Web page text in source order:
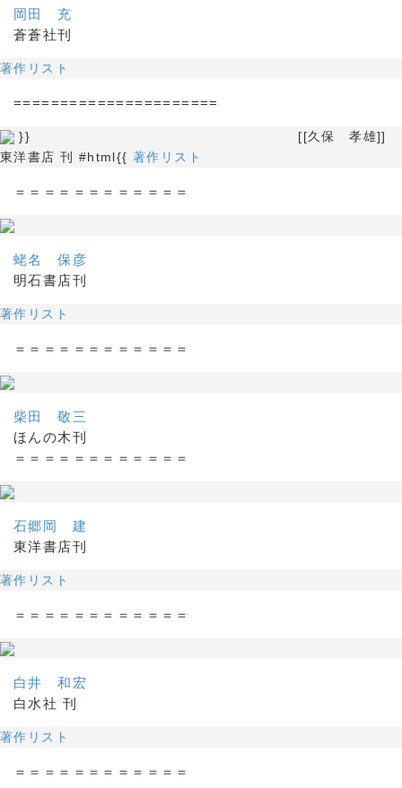
岡田 充
蒼蒼社刊
著作リスト
======================
}} [[久保 孝雄]]
東洋書店 刊 #html{{ 著作リスト
＝＝＝＝＝＝＝＝＝＝＝＝
蛯名 保彦
明石書店刊
著作リスト
＝＝＝＝＝＝＝＝＝＝＝＝
柴田 敬三
ほんの木刊
＝＝＝＝＝＝＝＝＝＝＝＝
石郷岡 建
東洋書店刊
著作リスト
＝＝＝＝＝＝＝＝＝＝＝＝
白井 和宏
白水社 刊
著作リスト
＝＝＝＝＝＝＝＝＝＝＝＝